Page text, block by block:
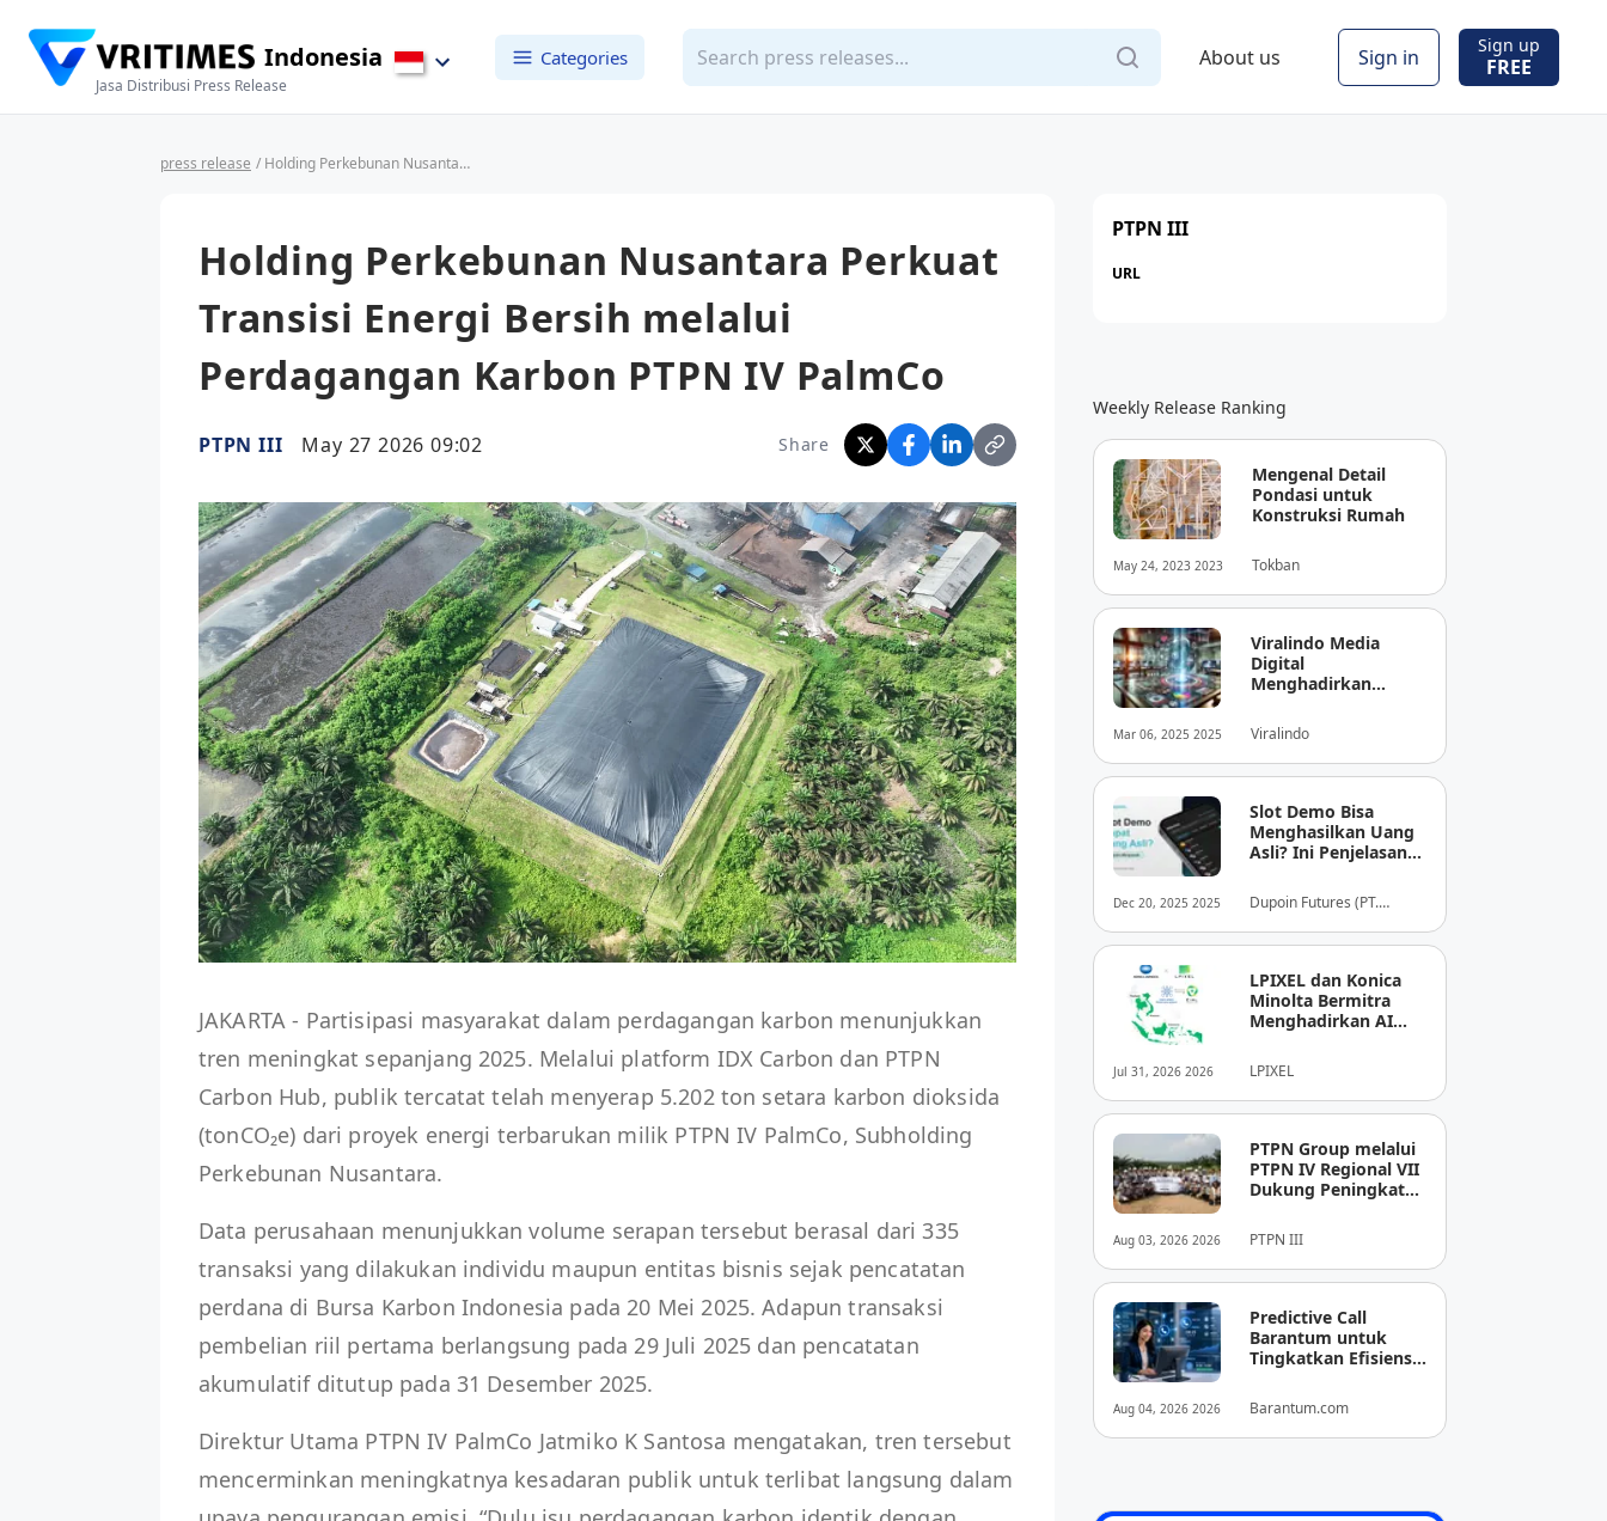
Indonesia
Jasa Distribusi Press Release
Categories About us Sign in Sign up
FREE
press release / Holding Perkebunan Nusantara Perkuat Transisi Energi Bersih melalui Perdagangan Karbon PTPN IV PalmCo
Holding Perkebunan Nusantara Perkuat
Transisi Energi Bersih melalui
Perdagangan Karbon PTPN IV PalmCo
PTPN III May 27 2026 09:02 Share
JAKARTA - Partisipasi masyarakat dalam perdagangan karbon menunjukkan
tren meningkat sepanjang 2025. Melalui platform IDX Carbon dan PTPN
Carbon Hub, publik tercatat telah menyerap 5.202 ton setara karbon dioksida
(tonCO₂e) dari proyek energi terbarukan milik PTPN IV PalmCo, Subholding
Perkebunan Nusantara.
Data perusahaan menunjukkan volume serapan tersebut berasal dari 335
transaksi yang dilakukan individu maupun entitas bisnis sejak pencatatan
perdana di Bursa Karbon Indonesia pada 20 Mei 2025. Adapun transaksi
pembelian riil pertama berlangsung pada 29 Juli 2025 dan pencatatan
akumulatif ditutup pada 31 Desember 2025.
Direktur Utama PTPN IV PalmCo Jatmiko K Santosa mengatakan, tren tersebut
mencerminkan meningkatnya kesadaran publik untuk terlibat langsung dalam
PTPN III
URL
Weekly Release Ranking
May 24, 2023 2023
Mengenal Detail
Pondasi untuk
Konstruksi Rumah
Tokban
Mar 06, 2025 2025
Viralindo Media
Digital
Menghadirkan
Dunia Media Digital
Indonesia
Viralindo
Dec 20, 2025 2025
Slot Demo Bisa
Menghasilkan Uang
Asli? Ini Penjelasan
Dupoin Futures (PT.
Jul 31, 2026 2026
LPIXEL dan Konica
Minolta Bermitra
Menghadirkan AI
Diagnosis Berbasis
Pencitraan Medis
“EIRL” di ASEAN
LPIXEL
Aug 03, 2026 2026
PTPN Group melalui
PTPN IV Regional VII
Dukung Peningkatan
Aparatur
Perkebunan Lewat
Pelatihan Avenza
Maps di Way Kanan
PTPN III
Aug 04, 2026 2026
Predictive Call
Barantum untuk
Tingkatkan Efisiensi
Barantum.com